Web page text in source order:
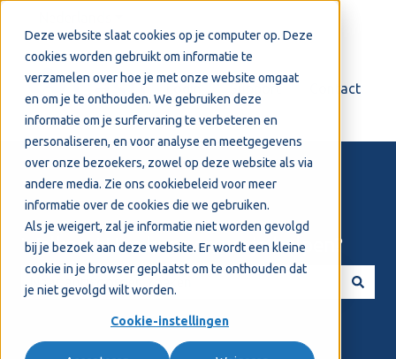
Deze website slaat cookies op je computer op. Deze
cookies worden gebruikt om informatie te
verzamelen over hoe je met onze website omgaat
en om je te onthouden. We gebruiken deze
informatie om je surfervaring te verbeteren en
personaliseren, en voor analyse en meetgegevens
over onze bezoekers, zowel op deze website als via
andere media. Zie ons cookiebeleid voor meer
informatie over de cookies die we gebruiken.
Als je weigert, zal je informatie niet worden gevolgd
bij je bezoek aan deze website. Er wordt een kleine
cookie in je browser geplaatst om te onthouden dat
je niet gevolgd wilt worden.
Cookie-instellingen
Support Contact
Welkom! Hoe kunnen we je helpen?